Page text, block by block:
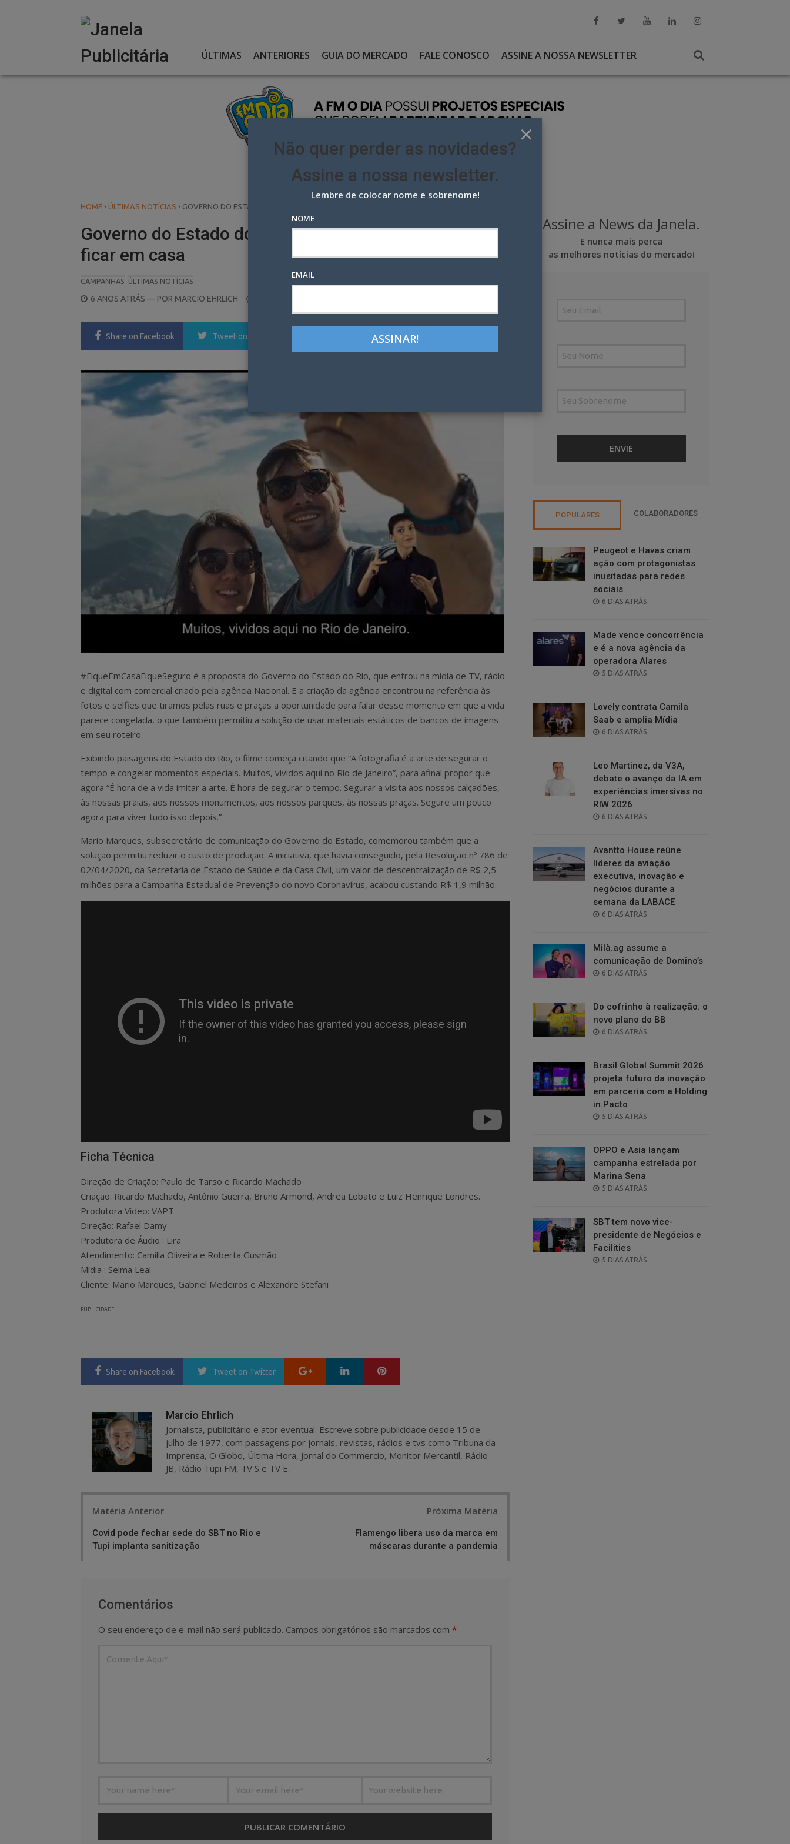
ÚLTIMAS ANTERIORES GUIA DO MERCADO FALE CONOSCO ASSINE A NOSSA NEWSLETTER
HOME › ÚLTIMAS NOTÍCIAS › GOVERNO DO ESTADO DO RIO TAMBÉM LEMBRA SER HORA DE FICAR EM CASA
Governo do Estado do Rio também lembra ser hora de
ficar em casa
CAMPANHAS ÚLTIMAS NOTÍCIAS
POSTED
6 ANOS ATRÁS — POR MARCIO EHRLICH
Share on Facebook Tweet on Twitter LinkedIn Pinterest
#FiqueEmCasaFiqueSeguro é a proposta do Governo do Estado do Rio, que entrou na mídia de TV, rádio
e digital com comercial criado pela agência Nacional. E a criação da agência encontrou na referência às
fotos e selfies que tiramos pelas ruas e praças a oportunidade para falar desse momento em que a vida
parece congelada, o que também permitiu a solução de usar materiais estáticos de bancos de imagens
em seu roteiro.
Exibindo paisagens do Estado do Rio, o filme começa citando que “A fotografia é a arte de segurar o
tempo e congelar momentos especiais. Muitos, vividos aqui no Rio de Janeiro”, para afinal propor que
agora “É hora de a vida imitar a arte. É hora de segurar o tempo. Segurar a visita aos nossos calçadões,
às nossas praias, aos nossos monumentos, aos nossos parques, às nossas praças. Segure um pouco
agora para viver tudo isso depois.”
Mario Marques, subsecretário de comunicação do Governo do Estado, comemorou também que a
solução permitiu reduzir o custo de produção. A iniciativa, que havia conseguido, pela Resolução nº 786 de
02/04/2020, da Secretaria de Estado de Saúde e da Casa Civil, um valor de descentralização de R$ 2,5
milhões para a Campanha Estadual de Prevenção do novo Coronavírus, acabou custando R$ 1,9 milhão.
Ficha Técnica
Direção de Criação: Paulo de Tarso e Ricardo Machado
Criação: Ricardo Machado, Antônio Guerra, Bruno Armond, Andrea Lobato e Luiz Henrique Londres.
Produtora Vídeo: VAPT
Direção: Rafael Damy
Produtora de Áudio : Lira
Atendimento: Camilla Oliveira e Roberta Gusmão
Mídia : Selma Leal
Cliente: Mario Marques, Gabriel Medeiros e Alexandre Stefani
PUBLICIDADE
Share on Facebook Tweet on Twitter Google+ LinkedIn
Marcio Ehrlich
Jornalista, publicitário e ator eventual. Escreve sobre publicidade desde 15 de
julho de 1977, com passagens por jornais, revistas, rádios e tvs como Tribuna da
Imprensa, O Globo, Última Hora, Jornal do Commercio, Monitor Mercantil, Rádio
JB, Rádio Tupi FM, TV S e TV E.
Matéria Anterior
Covid pode fechar sede do SBT no Rio e
Tupi implanta sanitização
Próxima Matéria
Flamengo libera uso da marca em
máscaras durante a pandemia
Comentários
O seu endereço de e-mail não será publicado. Campos obrigatórios são marcados com *
Assine a News da Janela.
E nunca mais perca
as melhores notícias do mercado!
POPULARES COLABORADORES
Peugeot e Havas criam
ação com protagonistas
inusitadas para redes
sociais
POSTED
6 DIAS ATRÁS
Made vence concorrência
e é a nova agência da
operadora Alares
POSTED
5 DIAS ATRÁS
Lovely contrata Camila
Saab e amplia Mídia
POSTED
6 DIAS ATRÁS
Leo Martinez, da V3A,
debate o avanço da IA em
experiências imersivas no
RIW 2026
POSTED
6 DIAS ATRÁS
Avantto House reúne
líderes da aviação
executiva, inovação e
negócios durante a
semana da LABACE
POSTED
6 DIAS ATRÁS
Milà.ag assume a
comunicação de Domino’s
POSTED
6 DIAS ATRÁS
Do cofrinho à realização: o
novo plano do BB
POSTED
6 DIAS ATRÁS
Brasil Global Summit 2026
projeta futuro da inovação
em parceria com a Holding
in.Pacto
POSTED
5 DIAS ATRÁS
OPPO e Asia lançam
campanha estrelada por
Marina Sena
POSTED
5 DIAS ATRÁS
SBT tem novo vice-
presidente de Negócios e
Facilities
POSTED
5 DIAS ATRÁS
×
Não quer perder as novidades?
Assine a nossa newsletter.
Lembre de colocar nome e sobrenome!
NOME
EMAIL